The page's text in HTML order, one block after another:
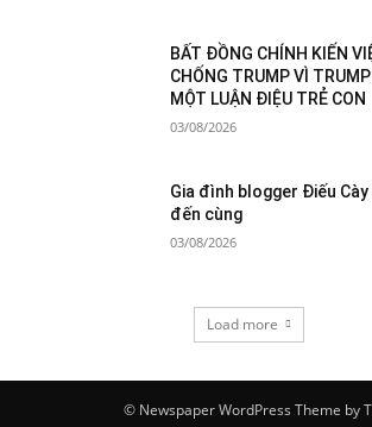
BẤT ĐỒNG CHÍNH KIẾN
CHỐNG TRUMP VÌ
MỘT LUẬN ĐIỆU TRẺ CON
03/08/2026
Gia đình blogger Điếu Cày
đến cùng
03/08/2026
Load more
© Newspaper WordPress Theme by